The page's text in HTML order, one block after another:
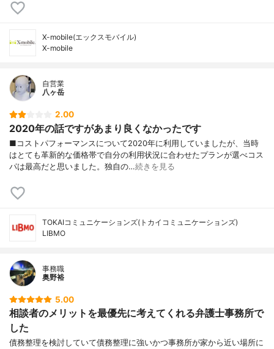
X-mobile(エックスモバイル)
X-mobile
自営業
八ヶ岳
2.00
2020年の話ですがあまり良くなかったです
■コストパフォーマンスについて2020年に利用していましたが、当時
はとても革新的な価格帯で自分の利用状況に合わせたプランが選べコス
パは最高だと思いました。独自の…続きを見る
TOKAIコミュニケーションズ(トカイコミュニケーションズ)
LIBMO
事務職
奥野裕
5.00
相談者のメリットを最優先に考えてくれる弁護士事務所で
した
債務整理を検討していて債務整理に強いかつ事務所が家から近い場所に